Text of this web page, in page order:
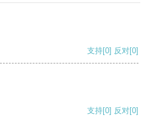
支持[0] 反对[0]
支持[0] 反对[0]